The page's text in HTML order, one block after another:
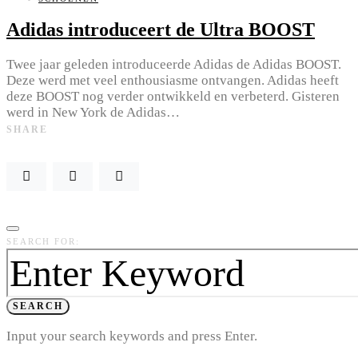
Adidas introduceert de Ultra BOOST
Twee jaar geleden introduceerde Adidas de Adidas BOOST.
Deze werd met veel enthousiasme ontvangen. Adidas heeft
deze BOOST nog verder ontwikkeld en verbeterd. Gisteren
werd in New York de Adidas…
SHARE
SEARCH FOR:
SEARCH
Input your search keywords and press Enter.